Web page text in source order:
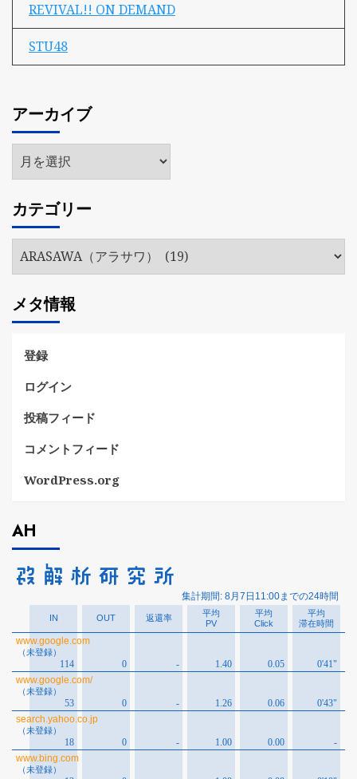
REVIVAL!! ON DEMAND
STU48
アーカイブ
ア
ー
イ
ブ
カテゴリー
リ
ー
メタ情報
登録
ログイン
投稿フィード
コメントフィード
WordPress.org
AH